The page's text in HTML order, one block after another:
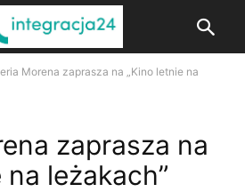
Morena zaprasza na „Kino letnie na
zaprasza na
leżakach”